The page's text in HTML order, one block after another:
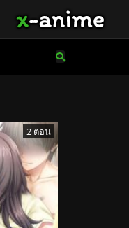
2 ตอน